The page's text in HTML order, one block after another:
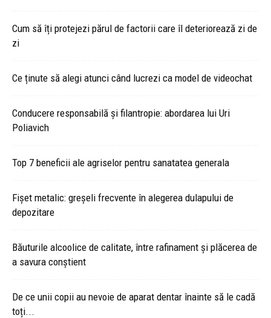
Cum să îți protejezi părul de factorii care îl deteriorează zi de
zi
Ce ținute să alegi atunci când lucrezi ca model de videochat
Conducere responsabilă și filantropie: abordarea lui Uri
Poliavich
Top 7 beneficii ale agriselor pentru sanatatea generala
Fișet metalic: greșeli frecvente în alegerea dulapului de
depozitare
Băuturile alcoolice de calitate, între rafinament și plăcerea de
a savura conștient
De ce unii copii au nevoie de aparat dentar înainte să le cadă
toți...